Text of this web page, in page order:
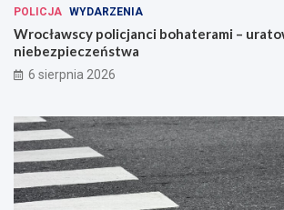
POLICJA WYDARZENIA
Wrocławscy policjanci bohaterami –
niebezpieczeństwa
6 sierpnia 2026